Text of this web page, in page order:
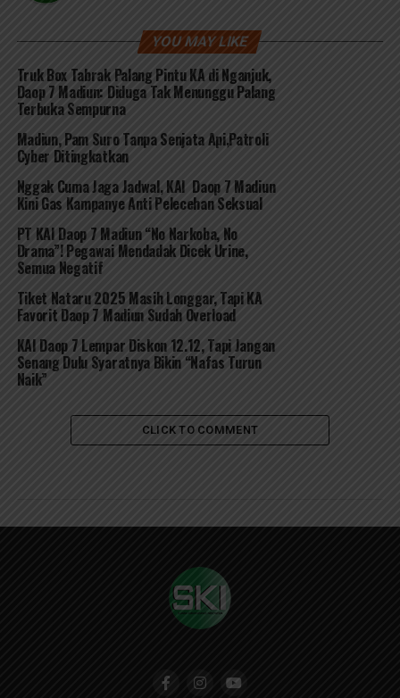
YOU MAY LIKE
Truk Box Tabrak Palang Pintu KA di Nganjuk,
Daop 7 Madiun: Diduga Tak Menunggu Palang
Terbuka Sempurna
Madiun, Pam Suro Tanpa Senjata Api,Patroli
Cyber Ditingkatkan
Nggak Cuma Jaga Jadwal, KAI Daop 7 Madiun
Kini Gas Kampanye Anti Pelecehan Seksual
PT KAI Daop 7 Madiun “No Narkoba, No
Drama”! Pegawai Mendadak Dicek Urine,
Semua Negatif
Tiket Nataru 2025 Masih Longgar, Tapi KA
Favorit Daop 7 Madiun Sudah Overload
KAI Daop 7 Lempar Diskon 12.12, Tapi Jangan
Senang Dulu Syaratnya Bikin “Nafas Turun
Naik”
CLICK TO COMMENT